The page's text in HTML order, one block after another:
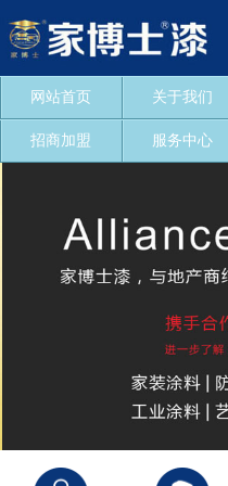
网站首页 关于我们
招商加盟 服务中心